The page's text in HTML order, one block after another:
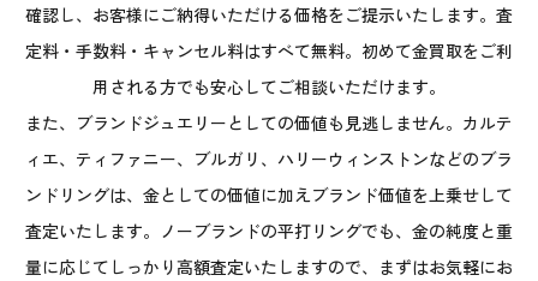
確認し、お客様にご納得いただける価格をご提示いたします。査
定料・手数料・キャンセル料はすべて無料。初めて金買取をご利
用される方でも安心してご相談いただけます。
また、ブランドジュエリーとしての価値も見逃しません。カルテ
ィエ、ティファニー、ブルガリ、ハリーウィンストンなどのブラ
ンドリングは、金としての価値に加えブランド価値を上乗せして
査定いたします。ノーブランドの平打リングでも、金の純度と重
量に応じてしっかり高額査定いたしますので、まずはお気軽にお